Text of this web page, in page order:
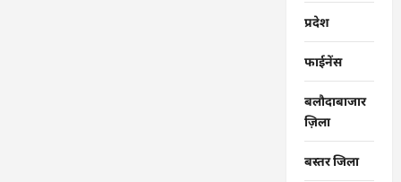
प्रदेश
फाईनेंस
बलौदाबाजार
ज़िला
बस्तर जिला